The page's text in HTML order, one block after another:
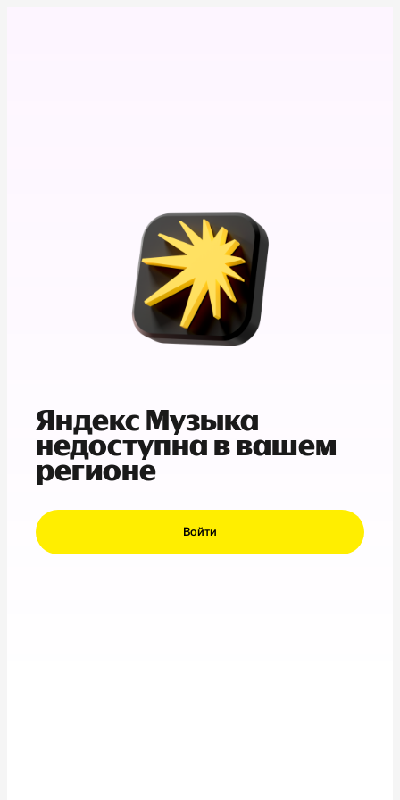
Яндекс Музыка
недоступна в вашем
регионе
Войти